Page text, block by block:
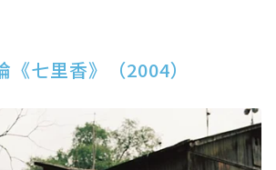
《七里香》（2004）